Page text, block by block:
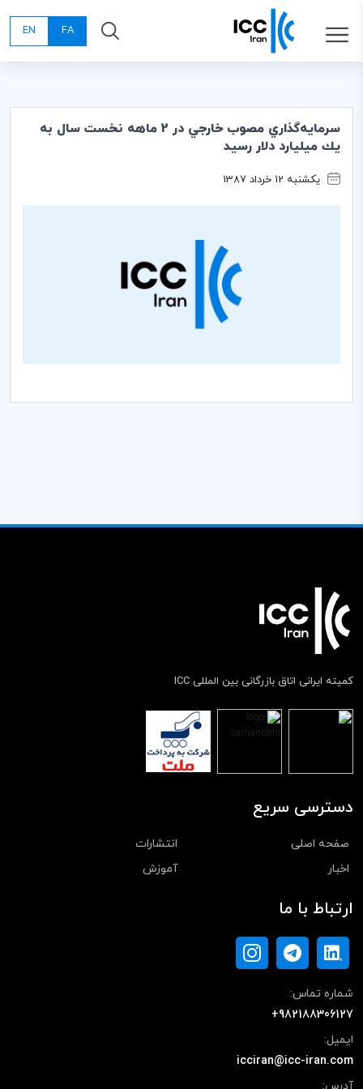
FA
EN
سرمايه‌گذاري مصوب خارجي در 2 ماهه نخست سال به
يك ميليارد دلار رسيد
یکشنبه 12 خرداد 1387
کمیته ایرانی اتاق بازرگانی بین المللی ICC
دسترسی سریع
صفحه اصلی
انتشارات
اخبار
آموزش
ارتباط با ما
شماره تماس:
+982188306127
ایمیل:
icciran@icc-iran.com